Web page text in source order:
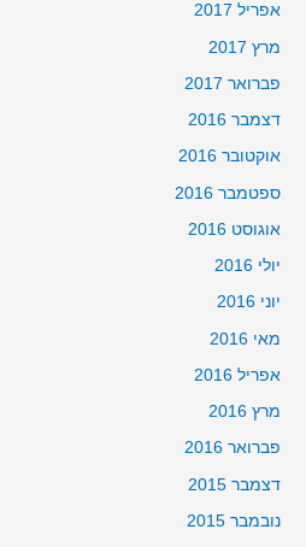
אפריל 2017
מרץ 2017
פברואר 2017
דצמבר 2016
אוקטובר 2016
ספטמבר 2016
אוגוסט 2016
יולי 2016
יוני 2016
מאי 2016
אפריל 2016
מרץ 2016
פברואר 2016
דצמבר 2015
נובמבר 2015